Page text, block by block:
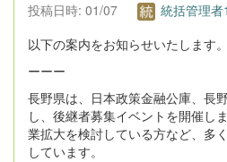
投稿日時: 01/07
統括管理者1
以下の案内をお知らせいたします。
ーーー
長野県は、日本政策金融公庫、長
し、後継者募集イベントを開催し
業拡大を検討している方など、多
しています。